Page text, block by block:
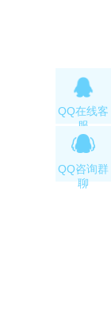
QQ在线客
服
QQ咨询群
聊